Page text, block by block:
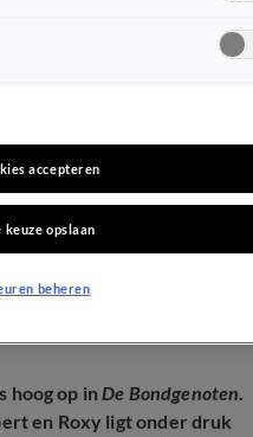
Roxy
hoog op in De Bondgenoten.
en Roxy ligt onder druk
accepteren
keuze opslaan
beheren